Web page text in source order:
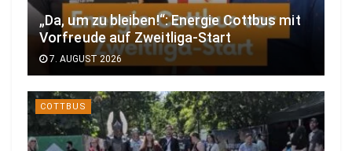
„Da, um zu bleiben!“: Energie Cottbus mit
Vorfreude auf Zweitliga-Start
7. AUGUST 2026
COTTBUS